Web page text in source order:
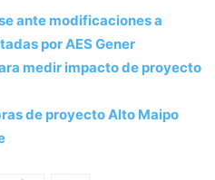
ante modificaciones a
por AES Gener
medir impacto de proyecto
de proyecto Alto Maipo